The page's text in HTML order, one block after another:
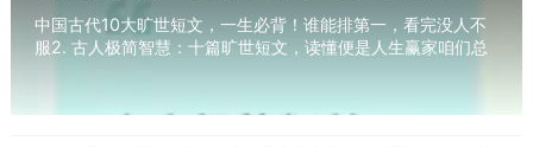
家
中国古代10大旷世短文，一生必背！谁能排第一，看完没人不
服2. 古人极简智慧：十篇旷世短文，读懂便是人生赢家咱们总